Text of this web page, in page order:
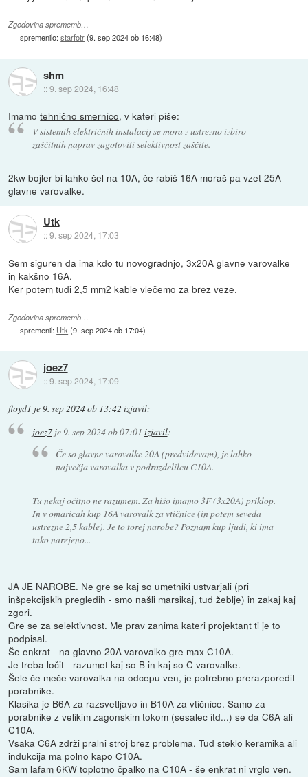
Zgodovina sprememb…
spremenilo:starfotr(9. sep 2024 ob 16:48)
shm
::9. sep 2024, 16:48
Imamotehnično smernico, v kateri piše:
V sistemih električnih instalacij se mora z ustrezno izbiro
zaščitnih naprav zagotoviti selektivnost zaščite.
2kw bojler bi lahko šel na 10A, če rabiš 16A moraš pa vzet 25A
glavne varovalke.
Utk
::9. sep 2024, 17:03
Sem siguren da ima kdo tu novogradnjo, 3x20A glavne varovalke
in kakšno 16A.
Ker potem tudi 2,5 mm2 kable vlečemo za brez veze.
Zgodovina sprememb…
spremenil: Utk (9. sep 2024 ob 17:04)
joez7
::9. sep 2024, 17:09
floyd1 je9. sep 2024 ob 13:42 izjavil:
joez7je 9. sep 2024 ob 07:01 izjavil:
Če so glavne varovalke 20A (predvidevam), je lahko
največja varovalka v podrazdelilcu C10A.
Tu nekaj očitno ne razumem. Za hišo imamo 3F (3x20A) priklop.
In v omaricah kup 16A varovalk za vtičnice (in potem seveda
ustrezne 2,5 kable). Je to torej narobe? Poznam kup ljudi, ki ima
tako narejeno...
JA JE NAROBE. Ne gre se kaj so umetniki ustvarjali (pri
inšpekcijskih pregledih - smo našli marsikaj, tud žeblje) in zakaj kaj
zgori.
Gre se za selektivnost. Me prav zanima kateri projektant ti je to
podpisal.
Še enkrat - na glavno 20A varovalko gre max C10A.
Je treba ločit - razumet kaj so B in kaj so C varovalke.
Šele če meče varovalka na odcepu ven, je potrebno prerazporedit
porabnike.
Klasika je B6A za razsvetljavo in B10A za vtičnice. Samo za
porabnike z velikim zagonskim tokom (sesalec itd...) se da C6A ali
C10A.
Vsaka C6A zdrži pralni stroj brez problema. Tud steklo keramika ali
indukcija ma polno kapo C10A.
Sam lafam 6KW toplotno čpalko na C10A - še enkrat ni vrglo ven.